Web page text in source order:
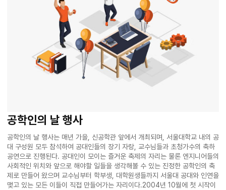
공학인의 날 행사
공학인의 날 행사는 매년 가을, 신공학관 앞에서 개최되며, 서울대학교 내의 공
대 구성원 모두 참석하여 공대인들의 장기 자랑, 교수님들과 초청가수의 축하
공연으로 진행된다. 공대인이 모이는 즐거운 축제의 자리는 물론 엔지니어들의
사회적인 위치와 앞으로 해야할 일들을 생각해볼 수 있는 진정한 공학인의 축
제로 만들어 왔으며 교수님부터 학부생, 대학원생들까지 서울대 공대와 인연을
맺고 있는 모든 이들이 직접 만들어가는 자리이다.2004년 10월에 첫 시작이